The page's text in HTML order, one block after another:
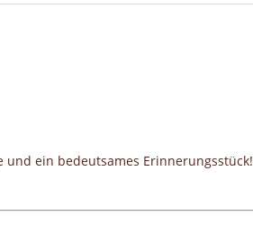
und ein bedeutsames Erinnerungsstück!